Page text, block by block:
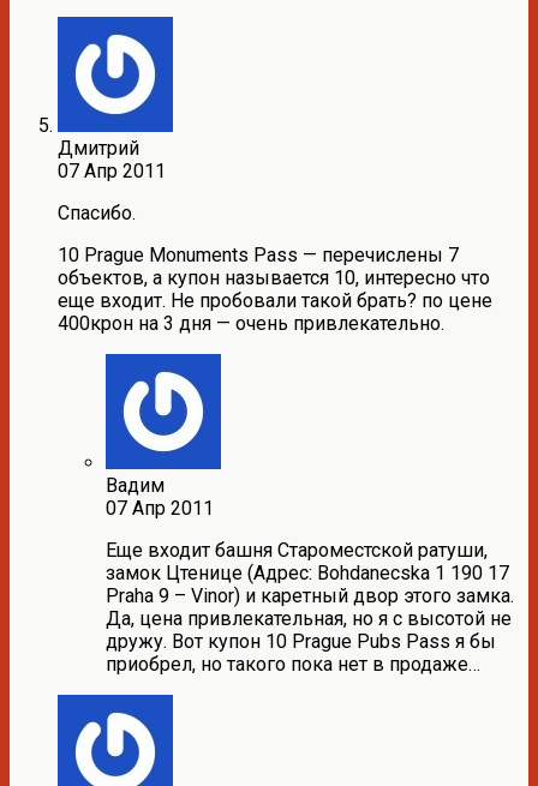
Дмитрий
07 Апр 2011
Спасибо.
10 Prague Monuments Pass — перечислены 7
объектов, а купон называется 10, интересно что
еще входит. Не пробовали такой брать? по цене
400крон на 3 дня — очень привлекательно.
Вадим
07 Апр 2011
Еще входит башня Староместской ратуши,
замок Цтенице (Адрес: Bohdanecska 1 190 17
Praha 9 – Vinor) и каретный двор этого замка.
Да, цена привлекательная, но я с высотой не
дружу. Вот купон 10 Prague Pubs Pass я бы
приобрел, но такого пока нет в продаже…